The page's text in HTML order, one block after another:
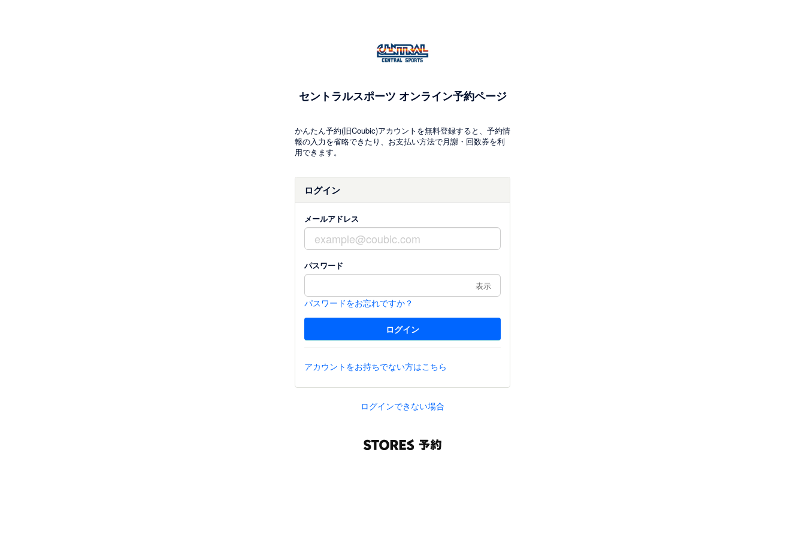
セントラルスポーツ オンライン予約ページ
かんたん予約(旧Coubic)アカウントを無料登録すると、予約情
報の入力を省略できたり、お支払い方法で月謝・回数券を利
用できます。
ログイン
メールアドレス
パスワード
表示
パスワードをお忘れですか？
アカウントをお持ちでない方はこちら
ログインできない場合